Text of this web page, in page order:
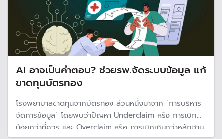
AI อาจเป็นคำตอบ? ช่วยรพ.จัดระบบข้อมูล แก้
ขาดทุนบัตรทอง
โรงพยาบาลขาดทุนจากบัตรทอง ส่วนหนึ่งมาจาก “การบริหาร
จัดการข้อมูล” โดยพบว่าปัญหา Underclaim หรือ การเบิก
น้อยกว่าที่ควร และ Overclaim หรือ การเบิกเกินกว่าหลักฐาน